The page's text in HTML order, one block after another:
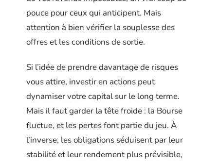
pouce pour ceux qui anticipent. Mais
attention à bien vérifier la souplesse des
offres et les conditions de sortie.
Si l’idée de prendre davantage de risques
vous attire, investir en actions peut
dynamiser votre capital sur le long terme.
Mais il faut garder la tête froide : la Bourse
fluctue, et les pertes font partie du jeu. À
l’inverse, les obligations séduisent par leur
stabilité et leur rendement plus prévisible,